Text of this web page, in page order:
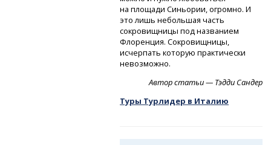
на площади Синьории, огромно. И
это лишь небольшая часть
сокровищницы под названием
Флоренция. Сокровищницы,
исчерпать которую практически
невозможно.
Автор статьи — Тэдди Сандер
Туры Турлидер в Италию